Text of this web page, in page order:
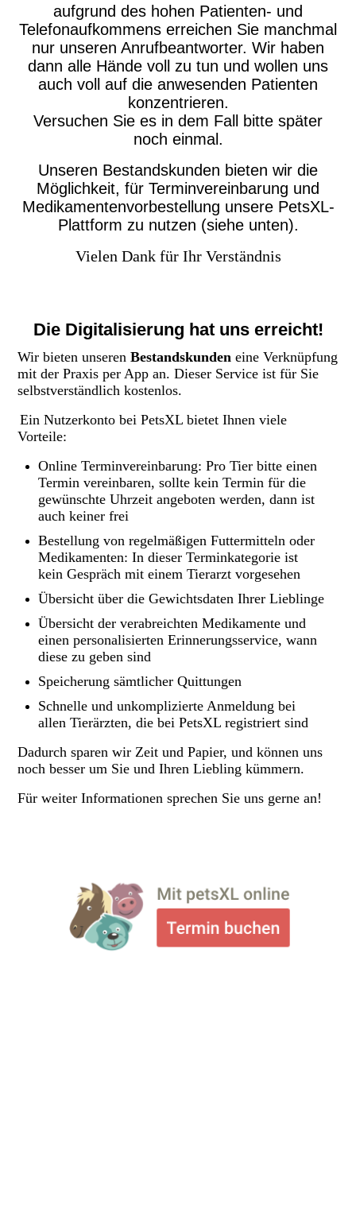
aufgrund des hohen Patienten- und
Telefonaufkommens erreichen Sie manchmal
nur unseren Anrufbeantworter. Wir haben
dann alle Hände voll zu tun und wollen uns
auch voll auf die anwesenden Patienten
konzentrieren.
Versuchen Sie es in dem Fall bitte später
noch einmal.
Unseren Bestandskunden bieten wir die
Möglichkeit, für Terminvereinbarung und
Medikamentenvorbestellung unsere PetsXL-
Plattform zu nutzen (siehe unten).
Vielen Dank für Ihr Verständnis
Die Digitalisierung hat uns erreicht!
Wir bieten unserenBestandskunden eine Verknüpfung
mit der Praxis per App an. Dieser Service ist für Sie
selbstverständlich kostenlos.
Ein Nutzerkonto bei PetsXL bietet Ihnen viele
Vorteile:
Online Terminvereinbarung: Pro Tier bitte einen
Termin vereinbaren, sollte kein Termin für die
gewünschte Uhrzeit angeboten werden, dann ist
auch keiner frei
Bestellung von regelmäßigen Futtermitteln oder
Medikamenten: In dieser Terminkategorie ist
kein Gespräch mit einem Tierarzt vorgesehen
Übersicht über die Gewichtsdaten Ihrer Lieblinge
Übersicht der verabreichten Medikamente und
einen personalisierten Erinnerungsservice, wann
diese zu geben sind
Speicherung sämtlicher Quittungen
Schnelle und unkomplizierte Anmeldung bei
allen Tierärzten, die bei PetsXL registriert sind
Dadurch sparen wir Zeit und Papier, und können uns
noch besser um Sie und Ihren Liebling kümmern.
Für weiter Informationen sprechen Sie uns gerne an!